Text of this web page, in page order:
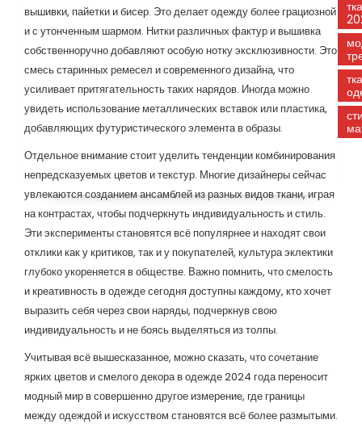
вышивки, пайетки и бисер. Это делает одежду более грациозной
и с утонченным шармом. Нитки различных фактур и вышивка
собственноручно добавляют особую нотку эксклюзивности. Это
смесь старинных ремесел и современного дизайна, что
усиливает притягательность таких нарядов. Иногда можно
увидеть использование металлических вставок или пластика,
добавляющих футуристического элемента в образы.
Отдельное внимание стоит уделить тенденции комбинирования
непредсказуемых цветов и текстур. Многие дизайнеры сейчас
увлекаются созданием ансамблей из разных видов ткани, играя
на контрастах, чтобы подчеркнуть индивидуальность и стиль.
Эти эксперименты становятся всё популярнее и находят свои
отклики как у критиков, так и у покупателей, культура эклектики
глубоко укореняется в обществе. Важно помнить, что смелость
и креативность в одежде сегодня доступны каждому, кто хочет
выразить себя через свои наряды, подчеркнув свою
индивидуальность и не боясь выделяться из толпы.
Учитывая всё вышесказанное, можно сказать, что сочетание
ярких цветов и смелого декора в одежде 2024 года переносит
модный мир в совершенно другое измерение, где границы
между одеждой и искусством становятся всё более размытыми.